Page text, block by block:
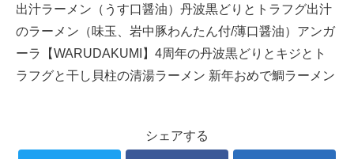
出汁ラーメン（うす口醤油）丹波黒どりとトラフグ出汁
のラーメン（味玉、岩中豚わんたん付/薄口醤油）アンガ
ーラ【WARUDAKUMI】4周年の丹波黒どりとキジとト
ラフグと干し貝柱の清湯ラーメン 新年おめで鯛ラーメン
シェアする